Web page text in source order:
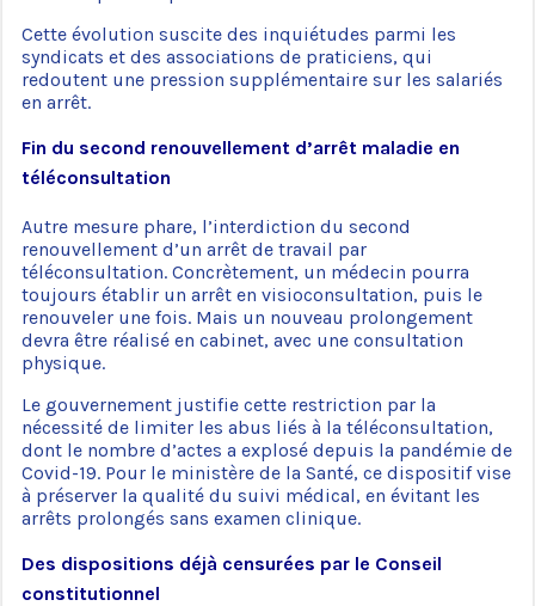
Cette évolution suscite des inquiétudes parmi les
syndicats et des associations de praticiens, qui
redoutent une pression supplémentaire sur les salariés
en arrêt.
Fin du second renouvellement d’arrêt maladie en
téléconsultation
Autre mesure phare, l’interdiction du second
renouvellement d’un arrêt de travail par
téléconsultation. Concrètement, un médecin pourra
toujours établir un arrêt en visioconsultation, puis le
renouveler une fois. Mais un nouveau prolongement
devra être réalisé en cabinet, avec une consultation
physique.
Le gouvernement justifie cette restriction par la
nécessité de limiter les abus liés à la téléconsultation,
dont le nombre d’actes a explosé depuis la pandémie de
Covid-19. Pour le ministère de la Santé, ce dispositif vise
à préserver la qualité du suivi médical, en évitant les
arrêts prolongés sans examen clinique.
Des dispositions déjà censurées par le Conseil
constitutionnel